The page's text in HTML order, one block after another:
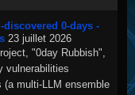
0-days -
23 juillet 2026
"0day Rubbish",
vulnerabilities
(a multi-LLM ensemble